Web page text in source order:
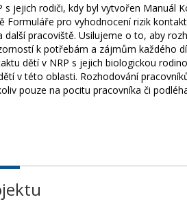
jejich rodiči, kdy byl vytvořen Manuál
Formuláře pro vyhodnocení rizik
pracoviště. Usilujeme o to, aby
k potřebám a zájmům každého
dětí v NRP s jejich biologickou
v této oblasti. Rozhodování
pouze na pocitu pracovníka či